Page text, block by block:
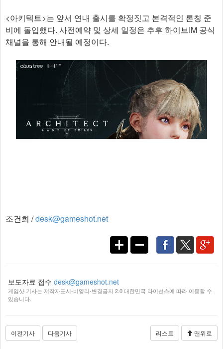
<아키텍트>는 앞서 연내 출시를 확정짓고 본격적인 론칭 준
비에 돌입했다. 사전예약 및 상세 일정은 추후 하이브IM 공식
채널을 통해 안내될 예정이다.​
조건희 /desk@gameshot.net
보도자료 접수 desk@gameshot.net
게임샷 기사는 저작자표시-비영리-변경금지 2.0 대한민국 라이선스에 따라 이용할 수
있습니다.
이전기사 다음기사 리스트 맨위로